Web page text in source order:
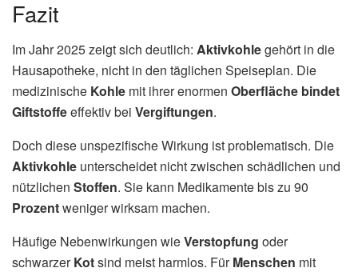
Fazit
Im Jahr 2025 zeigt sich deutlich: Aktivkohlegehört in die
Hausapotheke, nicht in den täglichen Speiseplan. Die
medizinische Kohle mit ihrer enormen Oberfläche bindet
Giftstoffeeffektiv bei Vergiftungen.
Doch diese unspezifische Wirkung ist problematisch. Die
Aktivkohle unterscheidet nicht zwischen schädlichen und
nützlichen Stoffen. Sie kann Medikamente bis zu 90
Prozentweniger wirksam machen.
Häufige Nebenwirkungen wieVerstopfung oder
schwarzerKotsind meist harmlos. FürMenschen mit